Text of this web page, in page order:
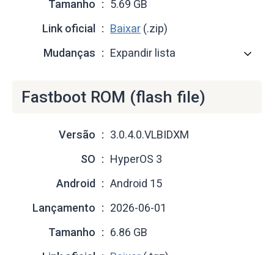
Tamanho
5.69 GB
Link oficial
Baixar (.zip)
Mudanças
Expandir lista
Fastboot ROM (flash file)
Versão
3.0.4.0.VLBIDXM
SO
HyperOS 3
Android
Android 15
Lançamento
2026-06-01
Tamanho
6.86 GB